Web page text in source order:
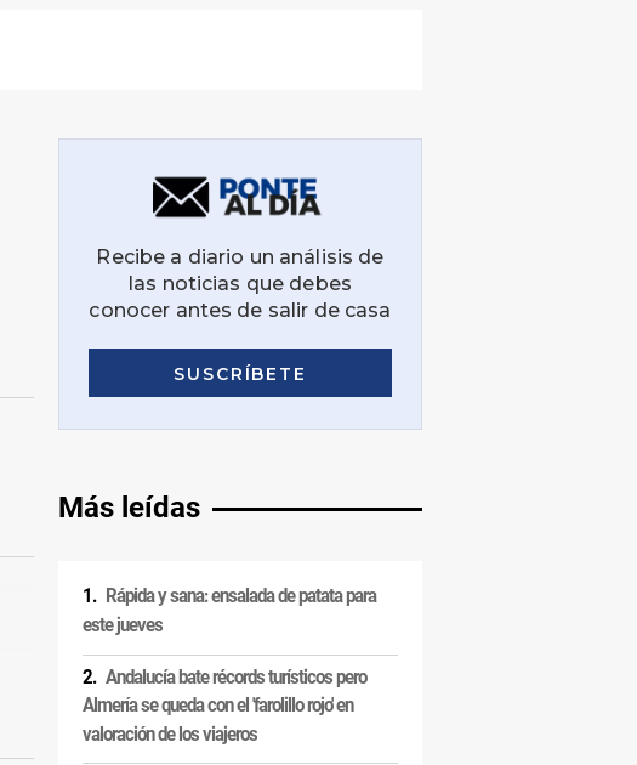
Más leídas
Rápida y sana: ensalada de patata para
este jueves
Andalucía bate récords turísticos pero
Almería se queda con el 'farolillo rojo' en
valoración de los viajeros